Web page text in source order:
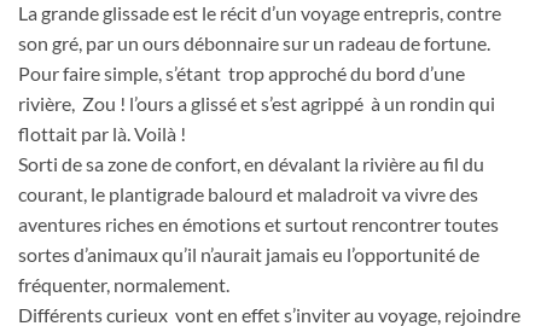
La grande glissade est le récit d’un voyage entrepris, contre
son gré, par un ours débonnaire sur un radeau de fortune.
Pour faire simple, s’étant trop approché du bord d’une
rivière, Zou ! l’ours a glissé et s’est agrippé à un rondin qui
flottait par là. Voilà !
Sorti de sa zone de confort, en dévalant la rivière au fil du
courant, le plantigrade balourd et maladroit va vivre des
aventures riches en émotions et surtout rencontrer toutes
sortes d’animaux qu’il n’aurait jamais eu l’opportunité de
fréquenter, normalement.
Différents curieux vont en effet s’inviter au voyage, rejoindre